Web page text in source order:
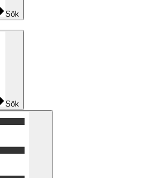
Sök
Sök